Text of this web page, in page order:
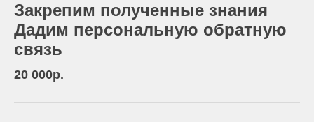
Закрепим полученные знания
Дадим персональную обратную
связь
20 000р.